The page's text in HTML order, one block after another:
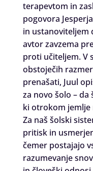
terapevtom in
pogovora
in ustanoviteljem
avtor zavzema
proti učiteljem. V
obstoječih
prenašati, Juul
za novo šolo – da
ki otrokom jemlje
Za naš šolski
pritisk in
čemer postajajo
razumevanje